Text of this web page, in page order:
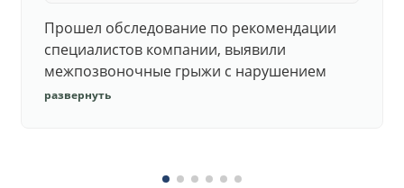
Прошел обследование по рекомендации
специалистов компании, выявили
межпозвоночные грыжи с нарушением
функций. Юристы подготовили документы,
развернуть